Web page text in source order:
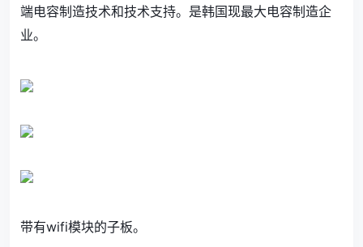
端电容制造技术和技术支持。是韩国现最大电容制造企
业。
带有wifi模块的子板。